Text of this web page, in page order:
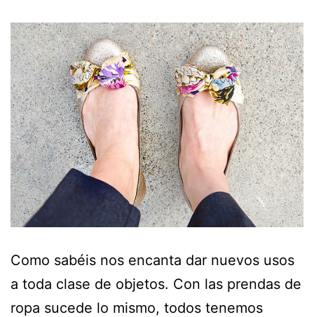
Como sabéis nos encanta dar nuevos usos
a toda clase de objetos. Con las prendas de
ropa sucede lo mismo, todos tenemos